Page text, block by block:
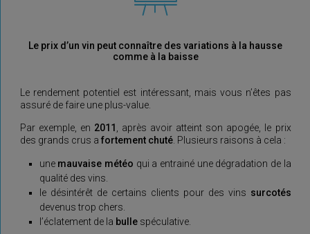
Le prix d’un vin peut connaître des variations à la hausse
comme à la baisse
Le rendement potentiel est intéressant, mais vous n’êtes pas
assuré de faire une plus-value.
Par exemple, en 2011
, après avoir atteint son apogée, le prix
des grands crus a fortement chuté. Plusieurs raisons à cela :
une mauvaise météo qui a entrainé une dégradation de la
qualité des vins.
le désintérêt de certains clients pour des vins surcotés
devenus trop chers.
l’éclatement de la bullespéculative.